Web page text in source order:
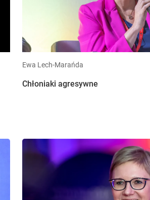
Ewa Lech-Marańda
Chłoniaki agresywne